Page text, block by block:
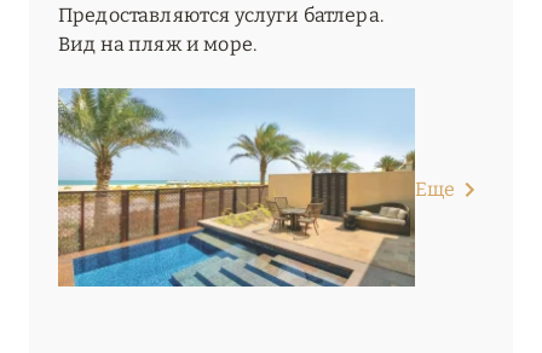
Предоставляются услуги батлера.
Вид на пляж и море.
Еще